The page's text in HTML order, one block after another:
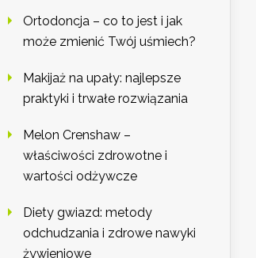
Ortodoncja – co to jest i jak
może zmienić Twój uśmiech?
Makijaż na upały: najlepsze
praktyki i trwałe rozwiązania
Melon Crenshaw –
właściwości zdrowotne i
wartości odżywcze
Diety gwiazd: metody
odchudzania i zdrowe nawyki
żywieniowe